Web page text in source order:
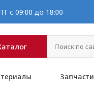
с 09:00 до 18:00
Запчасти